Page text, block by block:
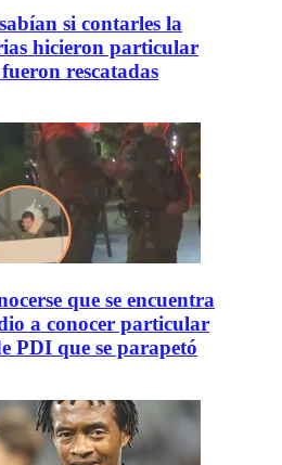
si contarles la
hicieron particular
rescatadas
que se encuentra
a conocer particular
PDI que se parapetó